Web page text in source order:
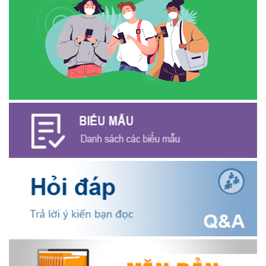
(27/07/2026)
Phát biểu bế mạc Hội nghị Trung ương 3, khóa XIV của Tổng Bí
thư, Chủ tịch nước Tô Lâm
(26/07/2026)
VAY KÝ QUỸ ĐỐI VỚI NGƯỜI LAO ĐỘNG ĐI LÀM VIỆC TẠI HÀN
QUỐC
(24/07/2026)
HỘI NÔNG DÂN XÃ CƯ M’GAR ĐẠI DIỆN TỈNH ĐẮK LẮK QUẢNG
BÁ SẢN PHẨM OCOP TẠI TUẦN LỄ NÔNG SẢN VÀ SẢN PHẨM
OCOP TỈNH KHÁNH HÒA NĂM 2026
(18/07/2026)
Đoàn viên thanh niên và các tầng lớp Nhân dân xã Cư M'gar tích
cực tham gia hưởng ngày hội hiến máu tình nguyện đợt II năm
2026.